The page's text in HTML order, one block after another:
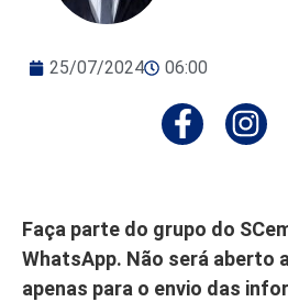
25/07/2024 06:00
Faça parte do grupo do
WhatsApp. Não será aberto
apenas para o envio das